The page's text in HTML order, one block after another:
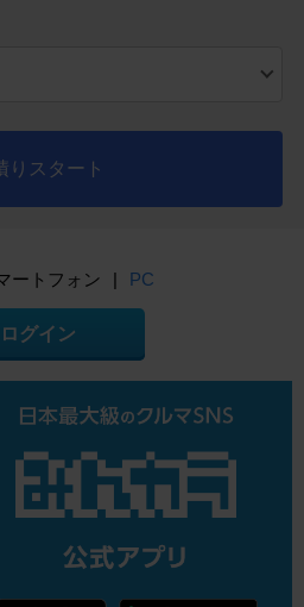
りスタート
ートフォン | PC
ログイン